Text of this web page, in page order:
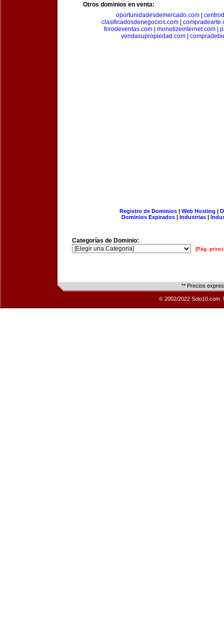
Otros dominios en venta:
oportunidadesdemercado.com
clasificadosdenegocios.com|
forodeventas.com| monetizeinternet.com|
vendasupropiedad.com|
Registro de Dominios| Web Hosting |
Dominios Expirados | Industrias |
Categorías de Dominio:
[Pág.
** Precios
© 2002/2022 Solo10.com